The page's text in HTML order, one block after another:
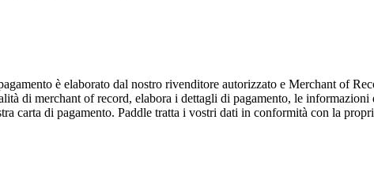
è elaborato dal nostro rivenditore autorizzato e Merchant of
di merchant of record, elabora i dettagli di pagamento, le
carta di pagamento. Paddle tratta i vostri dati in conformità con la